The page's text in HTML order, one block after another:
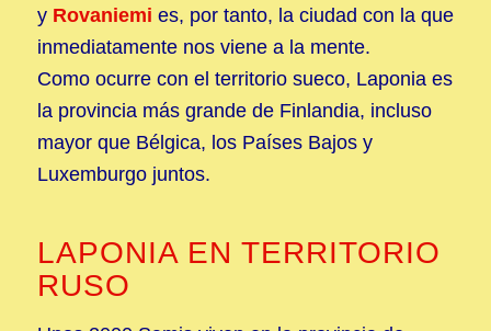
y Rovaniemi es, por tanto, la ciudad con la que
inmediatamente nos viene a la mente.
Como ocurre con el territorio sueco, Laponia es
la provincia más grande de Finlandia, incluso
mayor que Bélgica, los Países Bajos y
Luxemburgo juntos.
LAPONIA EN TERRITORIO
RUSO